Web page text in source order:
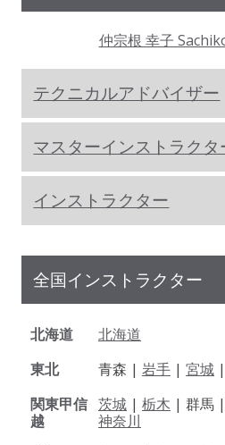
仲宗根 幸子
テクニカルアドバイザー
マスターインストラクタ
インストラクター
全国インストラクター
北海道
北海道
東北
青森 | 岩手 | 宮城
関東甲信
越
茨城 | 栃木 | 群馬
神奈川